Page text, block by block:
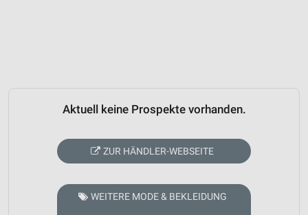
Aktuell keine Prospekte vorhanden.
ZUR HÄNDLER-WEBSEITE
WEITERE MODE & BEKLEIDUNG